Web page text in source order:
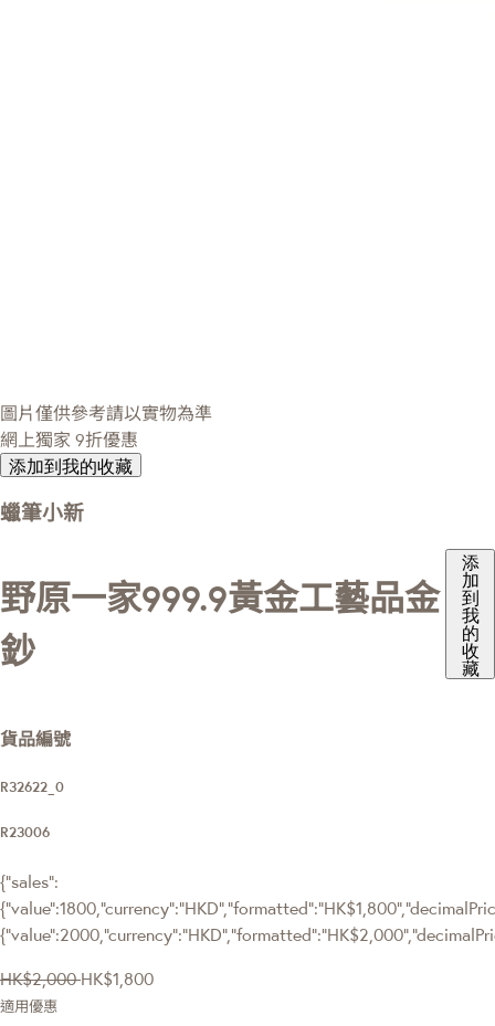
圖片僅供參考請以實物為準
網上獨家 9折優惠
添加到我的收藏
蠟筆小新
野原一家999.9黃金工藝品金
鈔
添
加
到
我
的
收
藏
貨品編號
R32622_0
R23006
{"sales":
HK$2,000 HK$1,800
適用優惠